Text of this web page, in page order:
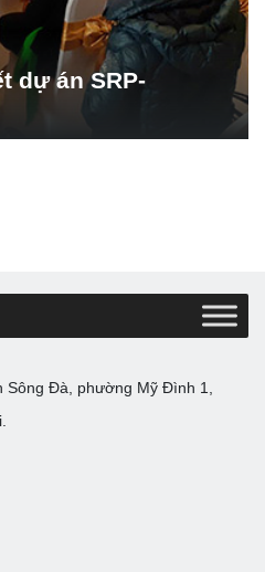
dự án SRP-
Đà, phường Mỹ Đình 1,